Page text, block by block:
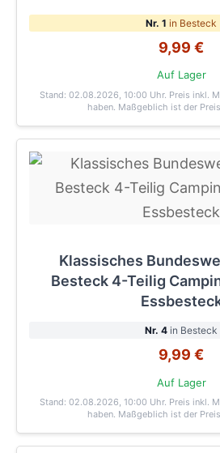
Nr. 1 in Besteck
9,99 €
Auf Lager
Stand: 02.08.2026, 10:00 Uhr. Preis inkl.
haben. Maßgeblich ist der
Klassisches
Besteck 4-Teilig
Nr. 4 in Besteck
9,99 €
Auf Lager
Stand: 02.08.2026, 10:00 Uhr. Preis inkl.
haben. Maßgeblich ist der